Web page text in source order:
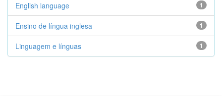
1
English language
1
Ensino de língua inglesa
1
Linguagem e línguas